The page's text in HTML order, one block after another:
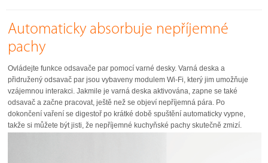
Automaticky absorbuje nepříjemné
pachy
Ovládejte funkce odsavače par pomocí varné desky. Varná deska a
přidružený odsavač par jsou vybaveny modulem Wi-Fi, který jim umožňuje
vzájemnou interakci. Jakmile je varná deska aktivována, zapne se také
odsavač a začne pracovat, ještě než se objeví nepříjemná pára. Po
dokončení vaření se digestoř po krátké době spuštění automaticky vypne,
takže si můžete být jisti, že nepříjemné kuchyňské pachy skutečně zmizí.